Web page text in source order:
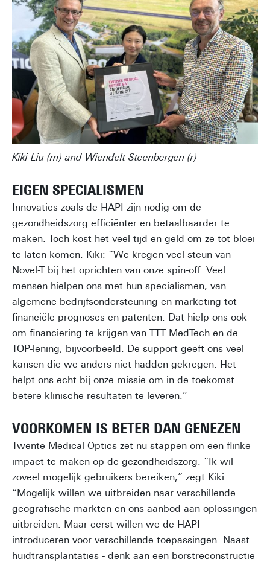
Kiki Liu (m) and Wiendelt Steenbergen (r)
EIGEN SPECIALISMEN
Innovaties zoals de HAPI zijn nodig om de
gezondheidszorg efficiënter en betaalbaarder te
maken. Toch kost het veel tijd en geld om ze tot bloei
te laten komen. Kiki: “We kregen veel steun van
Novel-T bij het oprichten van onze spin-off. Veel
mensen hielpen ons met hun specialismen, van
algemene bedrijfsondersteuning en marketing tot
financiële prognoses en patenten. Dat hielp ons ook
om financiering te krijgen van TTT MedTech en de
TOP-lening, bijvoorbeeld. De support geeft ons veel
kansen die we anders niet hadden gekregen. Het
helpt ons echt bij onze missie om in de toekomst
betere klinische resultaten te leveren.”
VOORKOMEN IS BETER DAN GENEZEN
Twente Medical Optics zet nu stappen om een flinke
impact te maken op de gezondheidszorg. “Ik wil
zoveel mogelijk gebruikers bereiken,” zegt Kiki.
“Mogelijk willen we uitbreiden naar verschillende
geografische markten en ons aanbod aan oplossingen
uitbreiden. Maar eerst willen we de HAPI
introduceren voor verschillende toepassingen. Naast
huidtransplantaties - denk aan een borstreconstructie